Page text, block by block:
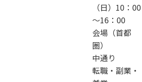
（日）10：00
～16：00
会場（首都
圏）
中通り
転職・副業・